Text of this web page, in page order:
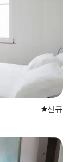
신규 숙소
신규